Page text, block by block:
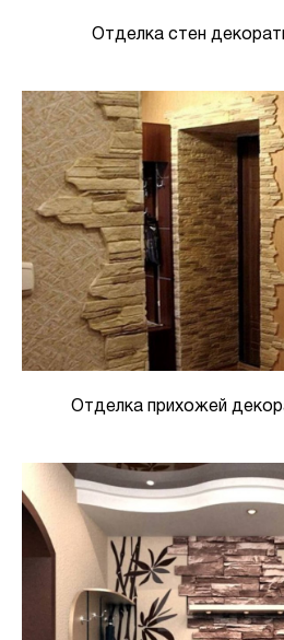
Отделка стен
Отделка прихожей